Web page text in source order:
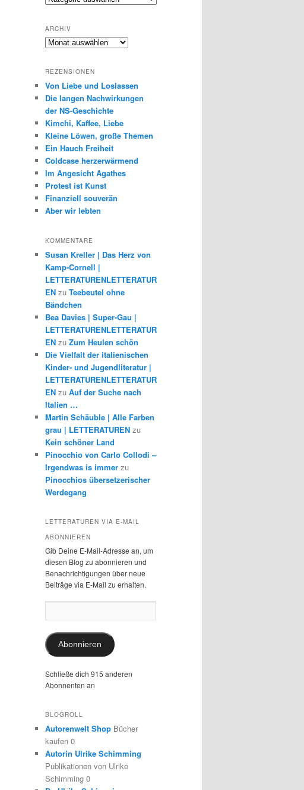
ARCHIV
Archiv
REZENSIONEN
Von Liebe und Loslassen
Die langen Nachwirkungen
der NS-Geschichte
Kimchi, Kaffee, Liebe
Kleine Löwen, große Themen
Ein Hauch Freiheit
Coldcase herzerwärmend
Im Angesicht Agathes
Protest ist Kunst
Finanziell souverän
Aber wir lebten
KOMMENTARE
Susan Kreller | Das Herz von
Kamp-Cornell |
LETTERATURENLETTERATUR
EN zu Teebeutel ohne
Bändchen
Bea Davies | Super-Gau |
LETTERATURENLETTERATUR
EN zu Zum Heulen schön
Die Vielfalt der italienischen
Kinder- und Jugendliteratur |
LETTERATURENLETTERATUR
EN zu Auf der Suche nach
Italien …
Martin Schäuble | Alle Farben
grau | LETTERATUREN zu
Kein schöner Land
Pinocchio von Carlo Collodi –
Irgendwas is immer zu
Pinocchios übersetzerischer
Werdegang
LETTERATUREN VIA E-MAIL
ABONNIEREN
Gib Deine E-Mail-Adresse an, um
diesen Blog zu abonnieren und
Benachrichtigungen über neue
Beiträge via E-Mail zu erhalten.
Mail-
Abonnieren
Schließe dich 915 anderen
Abonnenten an
BLOGROLL
Autorenwelt Shop Bücher
kaufen 0
Autorin Ulrike Schimming
Publikationen von Ulrike
Schimming 0